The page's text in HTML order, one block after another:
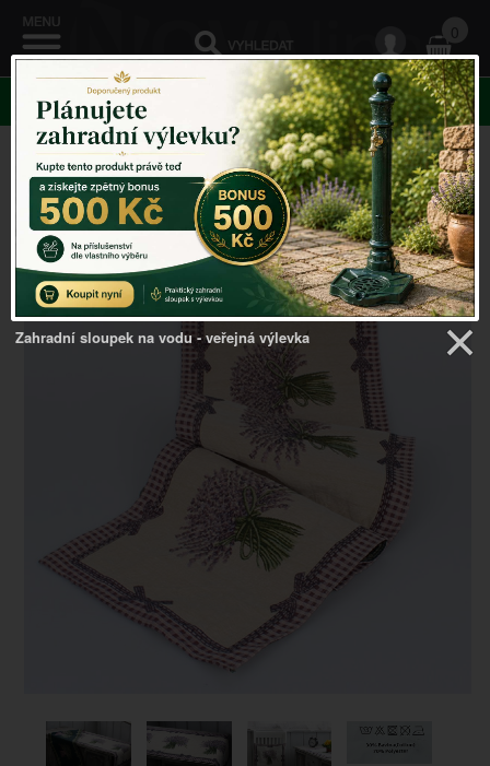
0
KATEGORIE
Venkovský domov ->Bytový textil->Běhoun na stůl
svazek levandule Lavender 139x33cm
Zahradní sloupek na vodu - veřejná výlevka